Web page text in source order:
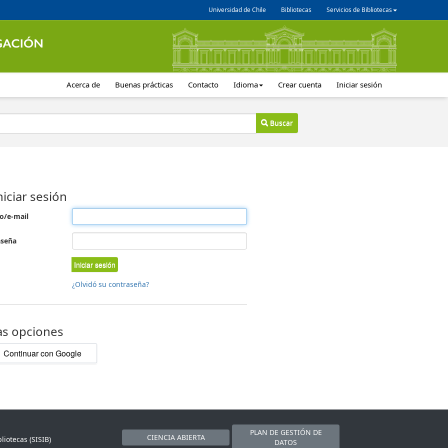
Universidad de Chile Bibliotecas Servicios de Bibliotecas
Acerca de Buenas prácticas Contacto Idioma Crear cuenta Iniciar sesión
Buscar
sesión
e-mail
Iniciar sesión
¿Olvidó su contraseña?
opciones
Continuar con Google
(SISIB)
CIENCIA ABIERTA
PLAN DE GESTIÓN DE
DATOS